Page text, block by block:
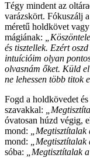
Tégy mindent az
varázskört. Fókuszálj
méretű holdkövet
mágiának:
és tisztellek. Ezért
intuícióim olyan
olvasnám őket. Küld
ne lehessen több titok
Fogd a holdkövedet
szavakkal:
óvatosan húzd végig,
mond:
mond:
sóba: „Megtisztítalak